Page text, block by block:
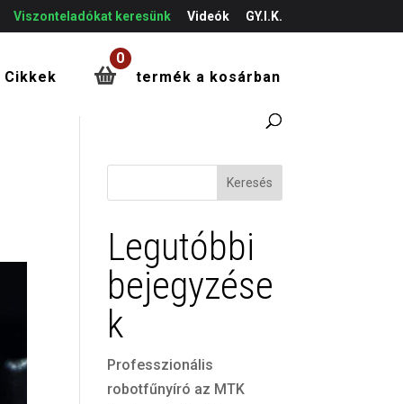
Viszonteladókat keresünk Videók GY.I.K.
Cikkek
0
termék a kosárban
Keresés
Legutóbbi
bejegyzése
k
Professzionális
robotfűnyíró az MTK